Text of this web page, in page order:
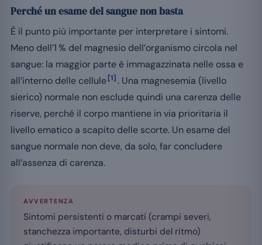
Perché un esame del sangue non basta
È il punto più importante per interpretare i sintomi.
Meno dell’1 % del magnesio dell’organismo circola nel
sangue: la maggior parte è immagazzinata nelle ossa e
all’interno delle cellule[1] . Una magnesemia (livello
sierico) normale non esclude quindi una carenza delle
riserve, perché il corpo mantiene in via prioritaria il
livello ematico a scapito delle scorte. Un esame del
sangue normale non deve, da solo, far concludere
all’assenza di carenza.
AVVERTENZA
Sintomi persistenti o marcati (crampi severi,
stanchezza importante, disturbi del ritmo)